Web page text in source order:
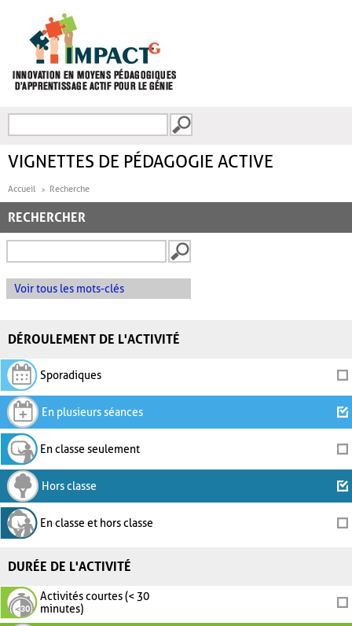
FORMULAIRE DE
VIGNETTES DE PÉDAGOGIE ACTIVE
Accueil Recherche
RECHERCHER
Voir tous les mots-clés
DÉROULEMENT DE L'ACTIVITÉ
Sporadiques
En plusieurs séances
En classe seulement
Hors classe
En classe et hors classe
DURÉE DE L'ACTIVITÉ
Activités courtes (< 30
minutes)